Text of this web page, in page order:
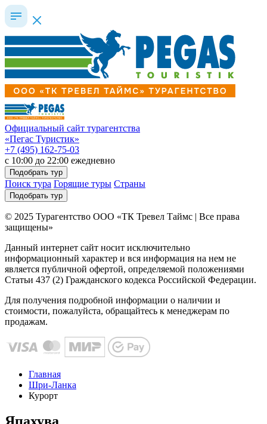
Официальный сайт турагентства
«Пегас Туристик»
+7 (495) 162-75-03
c 10:00 до 22:00 ежедневно
Подобрать тур
Поиск тура Горящие туры Страны
Подобрать тур
© 2025 Турагентство ООО «ТК Тревел Таймс | Все права
защищены»
Данный интернет сайт носит исключительно
информационный характер и вся информация на нем не
является публичной офертой, определяемой положениями
Статьи 437 (2) Гражданского кодекса Российской Федерации.
Для получения подробной информации о наличии и
стоимости, пожалуйста, обращайтесь к менеджерам по
продажам.
Главная
Шри-Ланка
Курорт